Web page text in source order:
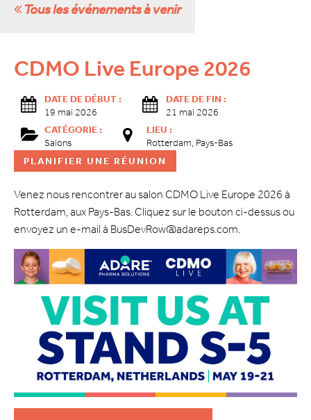
Tous les événements à venir
CDMO Live Europe 2026
DATE DE DÉBUT :
19 mai 2026
DATE DE FIN :
21 mai 2026
CATÉGORIE :
Salons
LIEU :
Rotterdam, Pays-Bas
PLANIFIER UNE RÉUNION
Venez nous rencontrer au salon CDMO Live Europe 2026 à
Rotterdam, aux Pays-Bas. Cliquez sur le bouton ci-dessus ou
envoyez un e-mail à BusDevRow@adareps.com.